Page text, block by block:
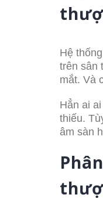
Hệ
trên sân
mắt. Và
Hẳn ai
thiếu.
âm sàn